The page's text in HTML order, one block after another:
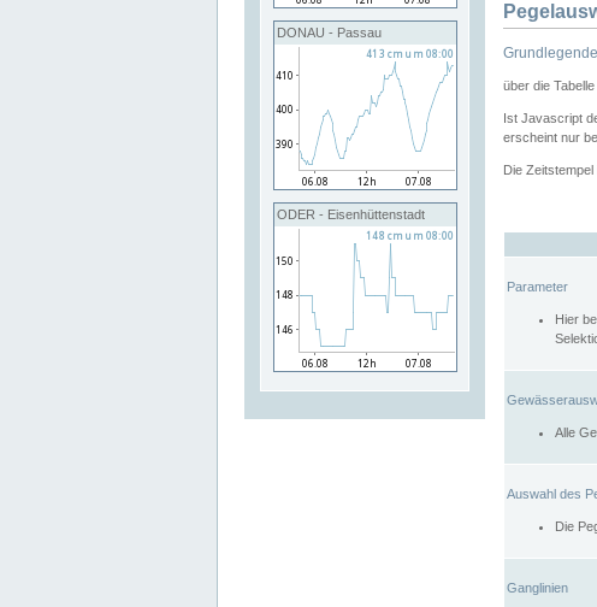
DONAU - Passau
ODER - Eisenhüttenstadt
über die
Ist Javascript
erscheint nur
Die
Parameter
Hier
Alle
Auswahl des
Die
Ganglinien